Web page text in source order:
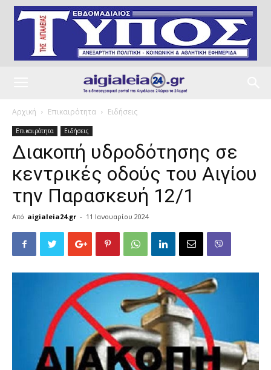
Αρχική Επικαιρότητα Ειδήσεις
Επικαιρότητα Ειδήσεις
Διακοπή υδροδότησης σε
κεντρικές οδούς του Αιγίου
την Παρασκευή 12/1
Από aigialeia24.gr - 11 Ιανουαρίου 2024